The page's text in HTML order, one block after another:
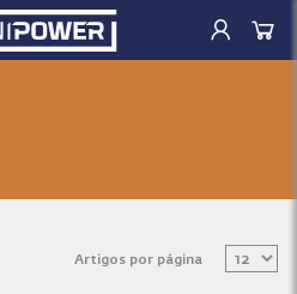
Artigos por página